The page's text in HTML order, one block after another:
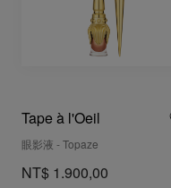
Tape à l'Oeil
眼影液 - Topaze
NT$ 1.900,00